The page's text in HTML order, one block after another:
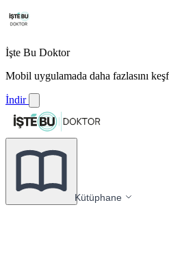
İşte Bu Doktor
Mobil uygulamada daha fazlasını
İndir
Kütüphane